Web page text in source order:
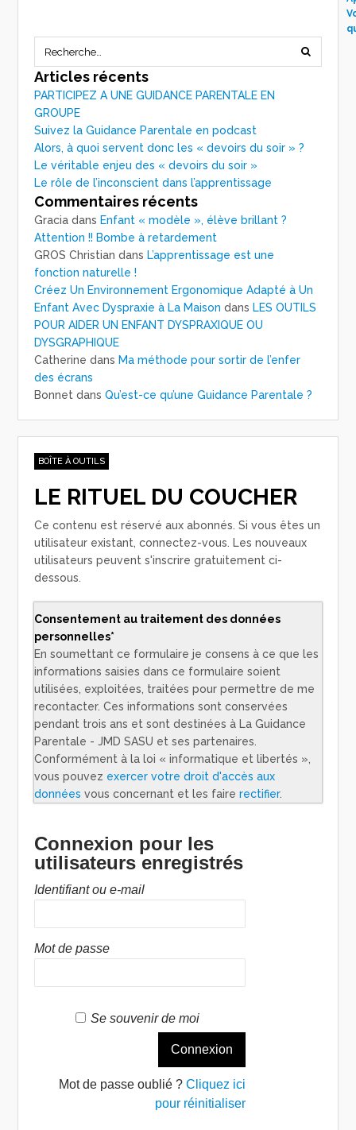
Articles récents
PARTICIPEZ A UNE GUIDANCE PARENTALE EN
GROUPE
Suivez la Guidance Parentale en podcast
Alors, à quoi servent donc les « devoirs du soir » ?
Le véritable enjeu des « devoirs du soir »
Le rôle de l’inconscient dans l’apprentissage
Commentaires récents
Gracia dans Enfant « modèle », élève brillant ?
Attention !! Bombe à retardement
GROS Christian dans L’apprentissage est une
fonction naturelle !
Créez Un Environnement Ergonomique Adapté à Un
Enfant Avec Dyspraxie à La Maison dans LES OUTILS
POUR AIDER UN ENFANT DYSPRAXIQUE OU
DYSGRAPHIQUE
Catherine dans Ma méthode pour sortir de l’enfer
des écrans
Bonnet dansQu’est-ce qu’une Guidance Parentale ?
BOÎTE À OUTILS
LE RITUEL DU COUCHER
Ce contenu est réservé aux abonnés. Si vous êtes un
utilisateur existant, connectez-vous. Les nouveaux
utilisateurs peuvent s'inscrire gratuitement ci-
dessous.
Consentement au traitement des données
personnelles*
En soumettant ce formulaire je consens à ce que les
informations saisies dans ce formulaire soient
utilisées, exploitées, traitées pour permettre de me
recontacter. Ces informations sont conservées
pendant trois ans et sont destinées à La Guidance
Parentale - JMD SASU et ses partenaires.
Conformément à la loi « informatique et libertés »,
vous pouvez exercer votre droit d'accès aux
données vous concernant et les fairerectifier.
Connexion pour les
utilisateurs enregistrés
Identifiant ou e-mail
Mot de passe
Se souvenir de moi
Mot de passe oublié ? Cliquez ici
pour réinitialiser